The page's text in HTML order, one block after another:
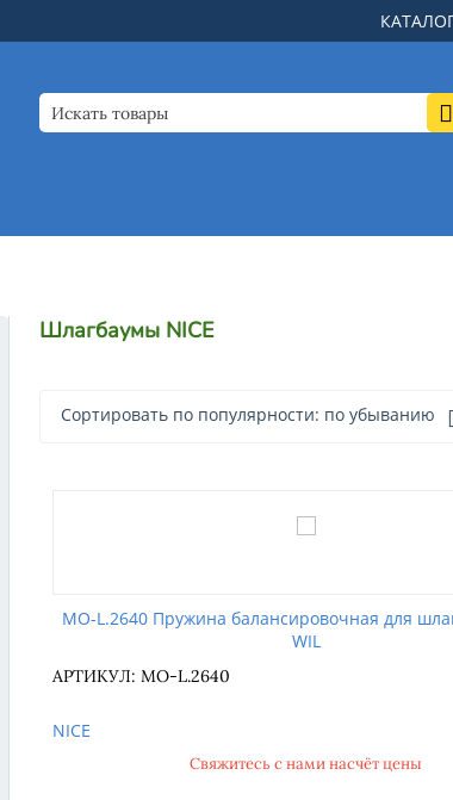
Шлагбаумы NICE
Сортировать по популярности: по убыванию
MO-L.2640 Пружина балансировочная для
WIL
АРТИКУЛ: MO-L.2640
NICE
Свяжитесь с нами насчёт цены